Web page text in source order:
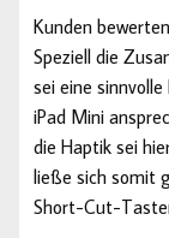
Kunden
Speziell die
sei eine
iPad Mini
die Haptik sei
ließe sich somit
Short-Cut-